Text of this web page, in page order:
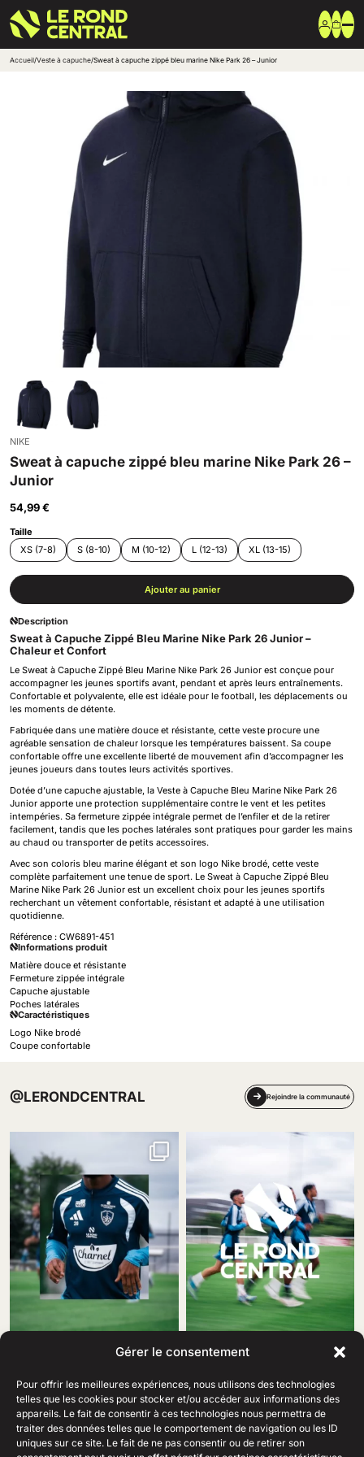
Gérer le consentement
Pour offrir les meilleures expériences, nous utilisons des technologies
telles que les cookies pour stocker et/ou accéder aux informations des
appareils. Le fait de consentir à ces technologies nous permettra de
traiter des données telles que le comportement de navigation ou les ID
uniques sur ce site. Le fait de ne pas consentir ou de retirer son
Haut de survêtement
Bas de survêtement
T-shirt & Polo
Shorts & Chaussettes
Vêtements techniques
Sac & Bagagerie
Accessoires entrainement
Créer une boutique club
Boutiques clubs
Accueil/Veste à capuche/Sweat à capuche zippé bleu marine Nike Park 26 – Junior
NIKE
Sweat à capuche zippé bleu marine Nike Park 26 –
Junior
54,99 €
Taille
XS (7-8)
S (8-10) M (10-12) L (12-13) XL (13-15)
Ajouter au panier
Description
Sweat à Capuche Zippé Bleu Marine Nike Park 26 Junior –
Chaleur et Confort
Le Sweat à Capuche Zippé Bleu Marine Nike Park 26 Junior est conçue pour
accompagner les jeunes sportifs avant, pendant et après leurs entraînements.
Confortable et polyvalente, elle est idéale pour le football, les déplacements ou
les moments de détente.
Fabriquée dans une matière douce et résistante, cette veste procure une
agréable sensation de chaleur lorsque les températures baissent. Sa coupe
confortable offre une excellente liberté de mouvement afin d’accompagner les
jeunes joueurs dans toutes leurs activités sportives.
Dotée d’une capuche ajustable, la Veste à Capuche Bleu Marine Nike Park 26
Junior apporte une protection supplémentaire contre le vent et les petites
intempéries. Sa fermeture zippée intégrale permet de l’enfiler et de la retirer
facilement, tandis que les poches latérales sont pratiques pour garder les mains
au chaud ou transporter de petits accessoires.
Avec son coloris bleu marine élégant et son logo Nike brodé, cette veste
complète parfaitement une tenue de sport. Le Sweat à Capuche Zippé Bleu
Marine Nike Park 26 Junior est un excellent choix pour les jeunes sportifs
recherchant un vêtement confortable, résistant et adapté à une utilisation
quotidienne.
Référence : CW6891-451
Informations produit
Matière douce et résistante
Fermeture zippée intégrale
Capuche ajustable
Poches latérales
Caractéristiques
Logo Nike brodé
Coupe confortable
@LERONDCENTRAL Rejoindre la communauté
69 Rue Amiral Romain Desfosses,
29200 Brest